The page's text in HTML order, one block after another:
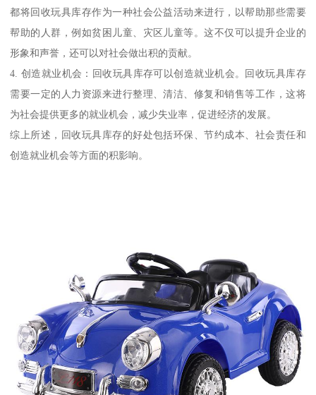
都将回收玩具库存作为一种社会公益活动来进行，以帮助那些需要
帮助的人群，例如贫困儿童、灾区儿童等。这不仅可以提升企业的
形象和声誉，还可以对社会做出积的贡献。
4. 创造就业机会：回收玩具库存可以创造就业机会。回收玩具库存
需要一定的人力资源来进行整理、清洁、修复和销售等工作，这将
为社会提供更多的就业机会，减少失业率，促进经济的发展。
综上所述，回收玩具库存的好处包括环保、节约成本、社会责任和
创造就业机会等方面的积影响。